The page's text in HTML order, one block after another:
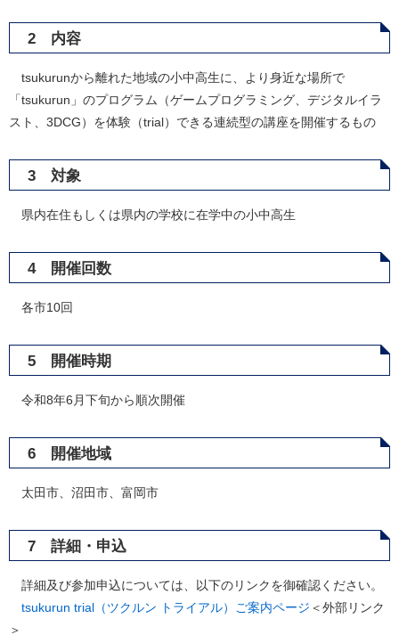
2 内容
​ tsukurunから離れた地域の小中高生に、より身近な場所で
「tsukurun」のプログラム（ゲームプログラミング、デジタルイラ
スト、3DCG）を体験（trial）できる連続型の講座を開催するもの
3 対象
県内在住もしくは県内の学校に在学中の小中高生
4 開催回数
各市10回
5 開催時期
令和8年6月下旬から順次開催
6 開催地域
太田市、沼田市、富岡市
7 詳細・申込
詳細及び参加申込については、以下のリンクを御確認ください。
tsukurun trial（ツクルン トライアル）ご案内ページ ＜外部リンク
＞